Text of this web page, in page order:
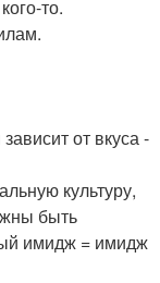
то.
от вкуса -
культуру,
быть
имидж = имидж